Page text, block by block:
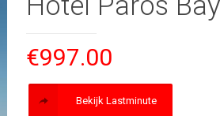
€997.00
Bekijk Lastminute